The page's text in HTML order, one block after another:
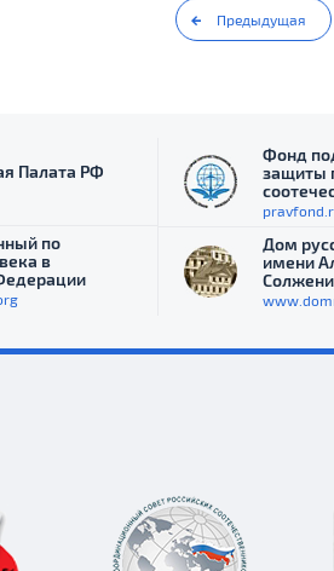
Предыдущая
Палата РФ
по
в
Фонд
защиты
Дом
имени